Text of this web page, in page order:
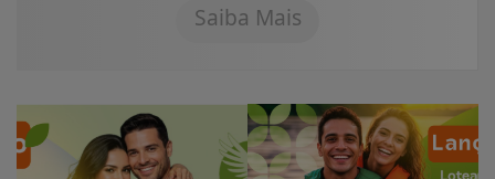
Saiba Mais